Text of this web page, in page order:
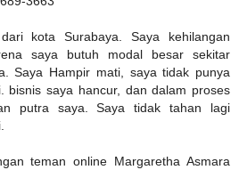
kota Surabaya. Saya kehilangan
saya butuh modal besar sekitar
Saya Hampir mati, saya tidak punya
bisnis saya hancur, dan dalam proses
putra saya. Saya tidak tahan lagi
teman online Margaretha Asmara